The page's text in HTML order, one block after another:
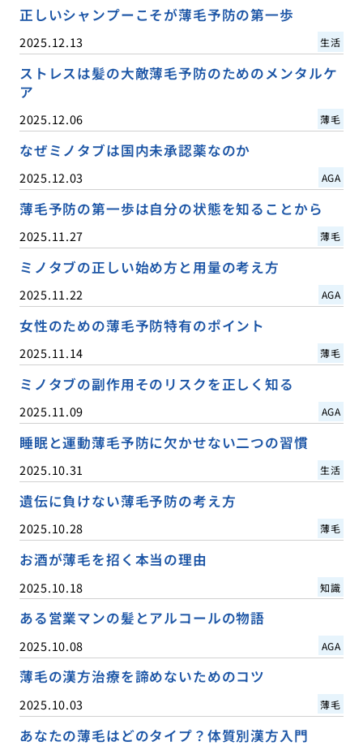
正しいシャンプーこそが薄毛予防の第一歩
2025.12.13 生活
ストレスは髪の大敵薄毛予防のためのメンタルケ
ア
2025.12.06 薄毛
なぜミノタブは国内未承認薬なのか
2025.12.03 AGA
薄毛予防の第一歩は自分の状態を知ることから
2025.11.27 薄毛
ミノタブの正しい始め方と用量の考え方
2025.11.22 AGA
女性のための薄毛予防特有のポイント
2025.11.14 薄毛
ミノタブの副作用そのリスクを正しく知る
2025.11.09 AGA
睡眠と運動薄毛予防に欠かせない二つの習慣
2025.10.31 生活
遺伝に負けない薄毛予防の考え方
2025.10.28 薄毛
お酒が薄毛を招く本当の理由
2025.10.18 知識
ある営業マンの髪とアルコールの物語
2025.10.08 AGA
薄毛の漢方治療を諦めないためのコツ
2025.10.03 薄毛
あなたの薄毛はどのタイプ？体質別漢方入門